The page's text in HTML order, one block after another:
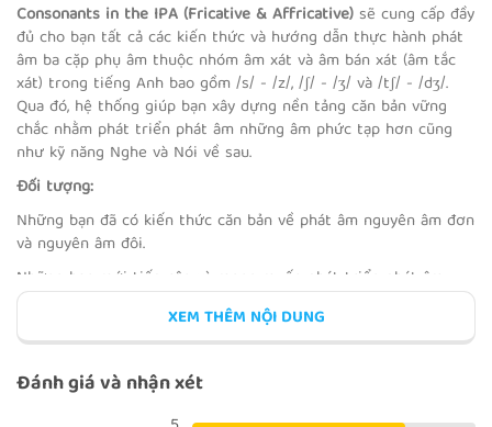
THE CONSONANT /DƷ/
MINIMAL PAIR /TƩ/ AND /DƷ/
REVIEW 5
Consonants in the IPA (Fricative & Affricative) sẽ cung cấp đầy
đủ cho bạn tất cả các kiến thức và hướng dẫn thực hành phát
âm ba cặp phụ âm thuộc nhóm âm xát và âm bán xát (âm tắc
xát) trong tiếng Anh bao gồm /s/ - /z/, /ʃ/ - /ʒ/ và /tʃ/ - /dʒ/.
Qua đó, hệ thống giúp bạn xây dựng nền tảng căn bản vững
chắc nhằm phát triển phát âm những âm phức tạp hơn cũng
như kỹ năng Nghe và Nói về sau.
Đối tượng:
Những bạn đã có kiến thức căn bản về phát âm nguyên âm đơn
và nguyên âm đôi.
Những bạn mới tiếp cận và mong muốn phát triển phát âm
tiếng Anh chuẩn như người bản xứ.
Những bạn mất căn bản hoặc muốn cải thiện lại kỹ năng phát
Những bạn muốn xây dựng nền tảng phát âm chính xác nhằm
phát triển và cải thiện kỹ năng Nghe – Nói.
XEM THÊM NỘI DUNG
Đánh giá và nhận xét